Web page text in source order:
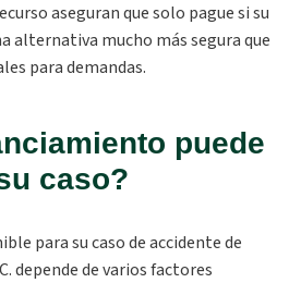
aseguran que solo pague si su
alternativa mucho más segura que
para demandas.
puede
caso?
para su caso de accidente de
depende de varios factores